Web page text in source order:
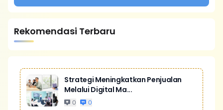
Rekomendasi Terbaru
Strategi Meningkatkan Penjualan
Melalui Digital Ma...
0 0